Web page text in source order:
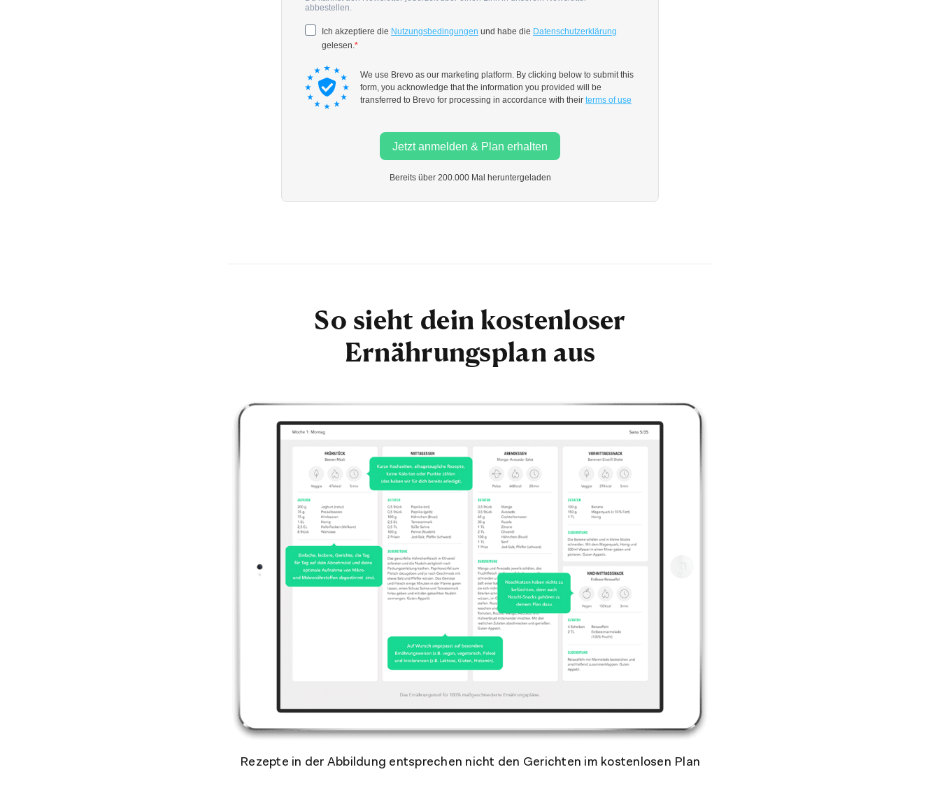
So sieht dein kostenloser
Ernährungsplan aus
Rezepte in der Abbildung entsprechen nicht den Gerichten im kostenlosen Plan